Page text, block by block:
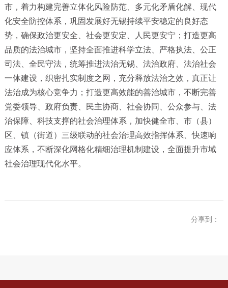
市，着力构建完善立体化风险防范、多元化矛盾化解、现代
化安全防控体系，巩固发展好无锡持续平安稳定的良好态
势，确保政治更安全、社会更安定、人民更安宁；打造更高
品质的法治城市，坚持全面推进科学立法、严格执法、公正
司法、全民守法，统筹推进法治无锡、法治政府、法治社会
一体建设，织密扎实制度之网，充分释放法治之效，真正让
法治成为核心竞争力；打造更高效能的善治城市，不断完善
党委领导、政府负责、民主协商、社会协同、公众参与、法
治保障、科技支撑的社会治理体系，加快健全市、市（县）
区、镇（街道）三级联动的社会治理高效指挥体系、快速响
应体系，不断深化网格化精细治理机制建设，全面提升市域
社会治理现代化水平。
分享到：